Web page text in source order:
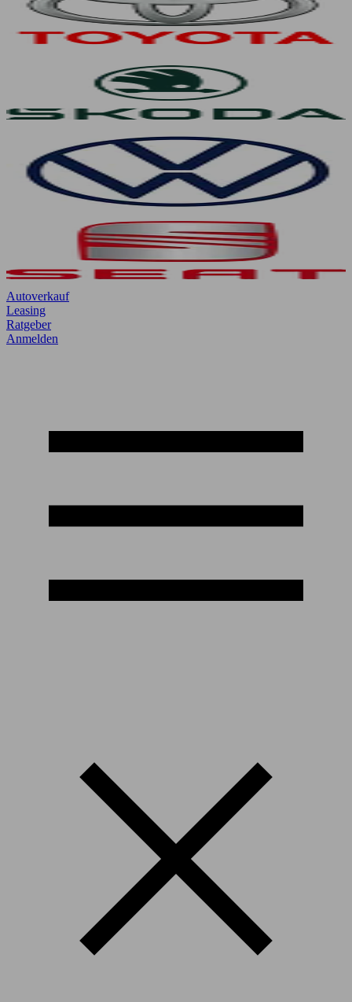
Autoverkauf
Leasing
Ratgeber
Anmelden